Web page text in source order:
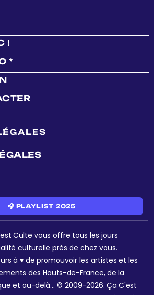
!
*
🎧 PLAYLIST 2025
Culte vous offre tous les jours
culturelle près de chez vous.
à ♥ de promouvoir les artistes et les
des Hauts-de-France, de la
et au-delà... © 2009-2026. Ça C'est